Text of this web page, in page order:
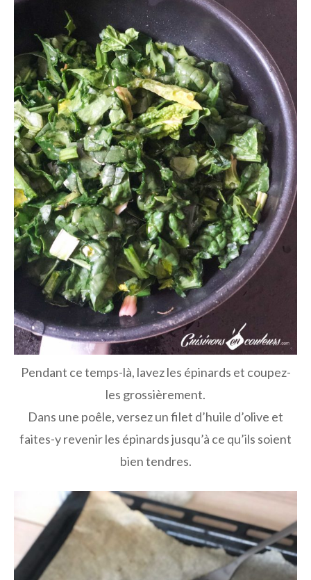
Pendant ce temps-là, lavez les épinards et coupez-
les grossièrement.
Dans une poêle, versez un filet d’huile d’olive et
faites-y revenir les épinards jusqu’à ce qu’ils soient
bien tendres.